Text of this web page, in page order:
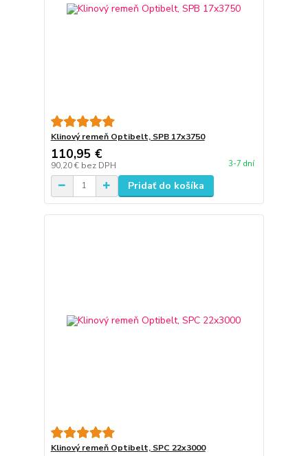
Klinový remeň Optibelt, SPB 17x3750
110,95 €
90,20 € bez DPH 3-7 dní
Pridať do košíka
Klinový remeň Optibelt, SPC 22x3000